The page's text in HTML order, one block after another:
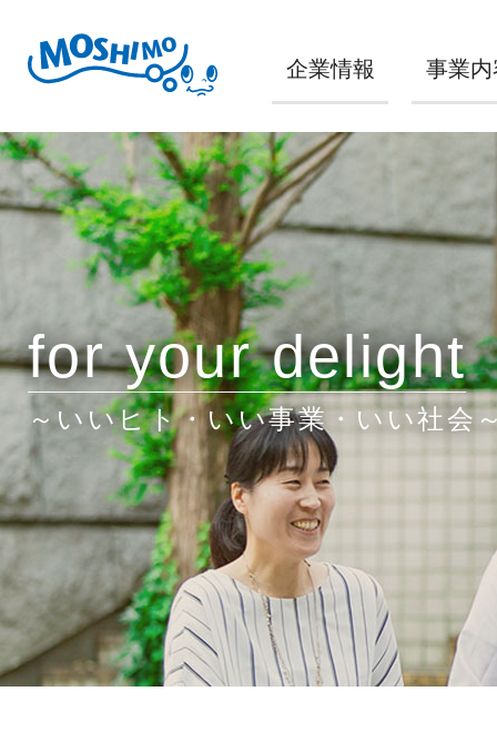
企業情報 事業内
for your delight
～いいヒト・いい事業・いい社会